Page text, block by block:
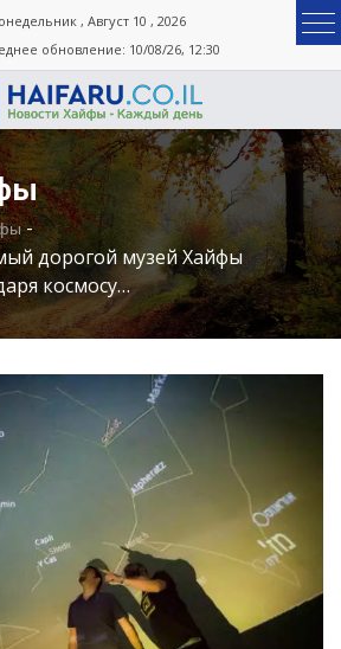
, Август 10 , 2026
обновление: 10/08/26, 12:30
-
дорогой музей Хайфы
космосу…